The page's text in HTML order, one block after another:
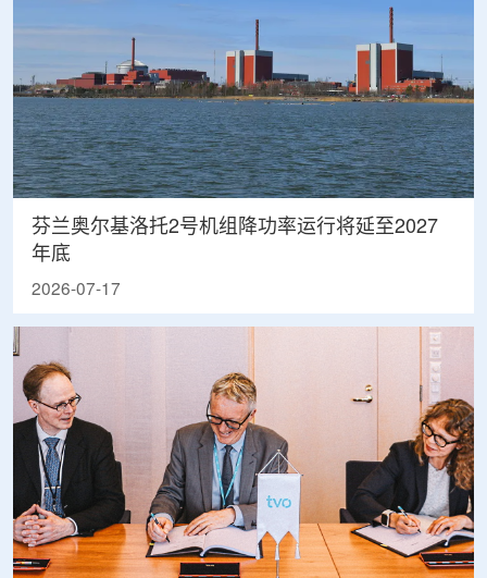
芬兰奥尔基洛托2号机组降功率运行将延至2027
年底
2026-07-17